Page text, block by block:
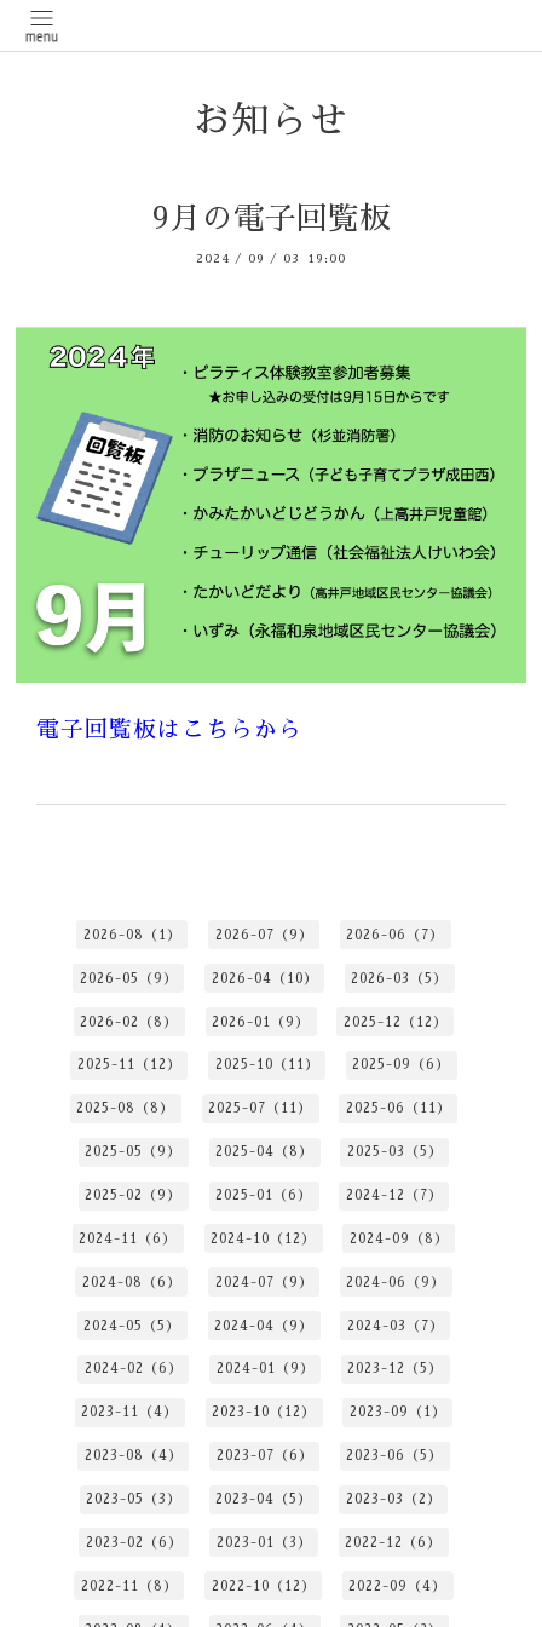
お知らせ
9月の電子回覧板
2024 / 09 / 03 19:00
電子回覧板はこちらから
2026-08（1） 2026-07（9） 2026-06（7）
2026-05（9） 2026-04（10） 2026-03（5）
2026-02（8） 2026-01（9） 2025-12（12）
2025-11（12） 2025-10（11） 2025-09（6）
2025-08（8） 2025-07（11） 2025-06（11）
2025-05（9） 2025-04（8） 2025-03（5）
2025-02（9） 2025-01（6） 2024-12（7）
2024-11（6） 2024-10（12） 2024-09（8）
2024-08（6） 2024-07（9） 2024-06（9）
2024-05（5） 2024-04（9） 2024-03（7）
2024-02（6） 2024-01（9） 2023-12（5）
2023-11（4） 2023-10（12） 2023-09（1）
2023-08（4） 2023-07（6） 2023-06（5）
2023-05（3） 2023-04（5） 2023-03（2）
2023-02（6） 2023-01（3） 2022-12（6）
2022-11（8） 2022-10（12） 2022-09（4）